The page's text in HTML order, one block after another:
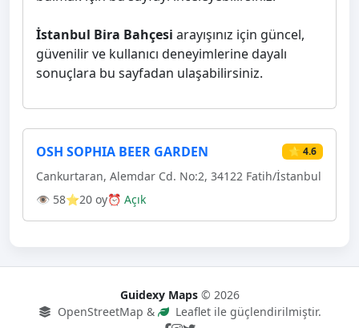
İstanbul Bira Bahçesi arayışınız için güncel,
güvenilir ve kullanıcı deneyimlerine dayalı
sonuçlara bu sayfadan ulaşabilirsiniz.
OSH SOPHIA BEER GARDEN ⭐ 4.6
Cankurtaran, Alemdar Cd. No:2, 34122 Fatih/İstanbul
👁 58⭐20 oy⏰ Açık
Guidexy Maps© 2026
OpenStreetMap &
Leaflet ile güçlendirilmiştir.